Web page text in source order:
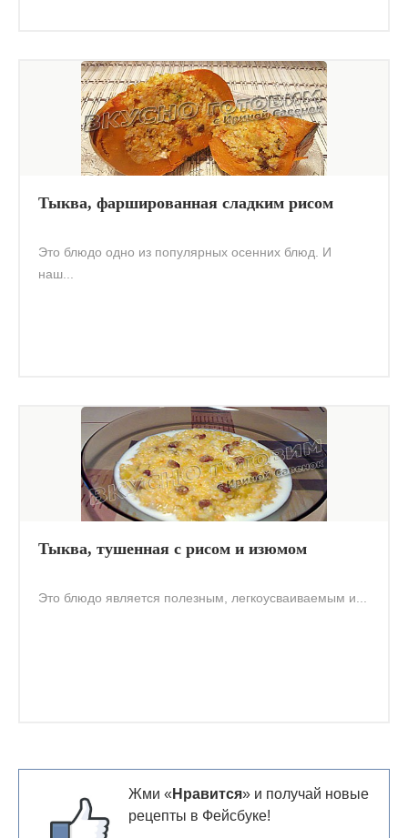
Тыква, фаршированная сладким рисом
Это блюдо одно из популярных осенних блюд. И
наш...
Тыква, тушенная с рисом и изюмом
Это блюдо является полезным, легкоусваиваемым и...
Жми « Нравится» и получай новые
рецепты в Фейсбуке!